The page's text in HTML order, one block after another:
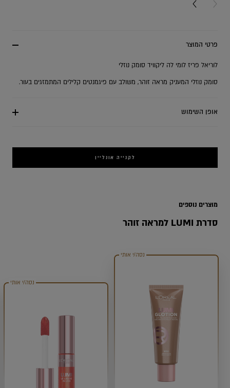
NEXT CARD
פרטי המוצר
לוריאל פריז לומי לה ליקוויד סומק נוזלי
סומק נוזלי המעניק מראה זוהר, משולב עם פיגמנטים קלילים המתמזגים בעור.
אופן השימוש
לקנייה אונליין
סדרת LUMI למראה זוהר
מוצרים נוספים
נסה/י אותי
נסה/י אותי